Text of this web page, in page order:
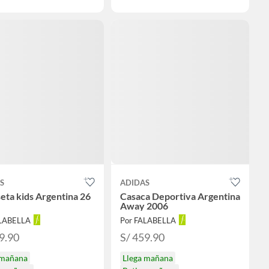
kids Argentina 26
ADIDAS
Casaca Deportiva Argentina
Away 2006
Por FALABELLA
S/ 459.90
Llega mañana